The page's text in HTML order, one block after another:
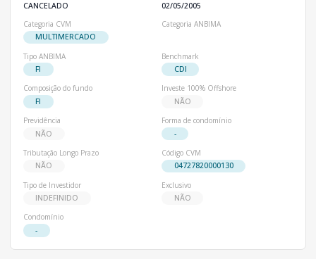
CANCELADO
02/05/2005
Categoria CVM
MULTIMERCADO
Categoria ANBIMA
Tipo ANBIMA
FI
Benchmark
CDI
Composição do fundo
FI
Investe 100% Offshore
NÃO
Previdência
NÃO
Forma de condomínio
-
Tributação Longo Prazo
NÃO
Código CVM
04727820000130
Tipo de Investidor
INDEFINIDO
Exclusivo
NÃO
Condomínio
-